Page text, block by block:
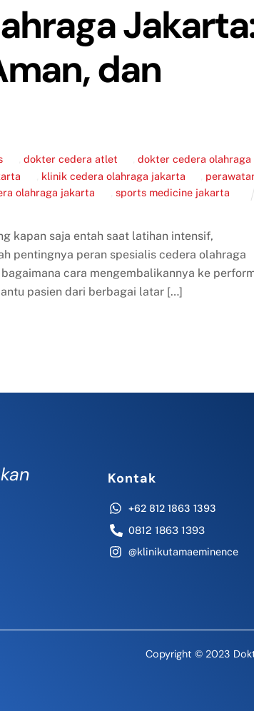
dan
dokter cedera atlet ,dokter cedera olahraga
klinik cedera olahraga jakarta
olahraga jakarta
sports medicine jakarta
kapan saja entah saat latihan intensif,
pentingnya peran spesialis cedera olahraga
cara mengembalikannya ke
pasien dari berbagai latar […]
Kontak
+62 812 1863 1393
0812 1863 1393
@klinikutamaeminence
Copyright © 2023